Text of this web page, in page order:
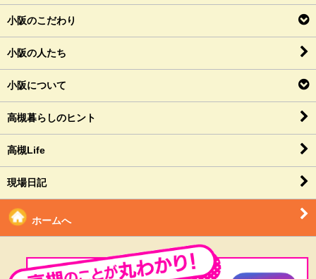
小阪のこだわり
小阪の人たち
小阪について
高槻暮らしのヒント
高槻Life
現場日記
ホームへ